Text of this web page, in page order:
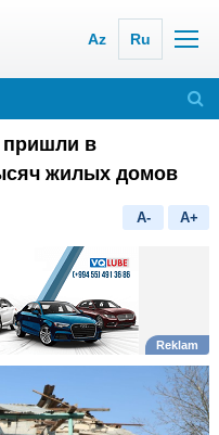
Az Ru
пришли в
жилых домов
A- A+